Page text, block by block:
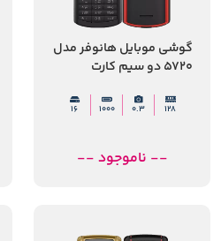
گوشی موبایل هانوفر مدل
5720 دو سیم کارت
128
0.3
1000
16
-- ناموجود --